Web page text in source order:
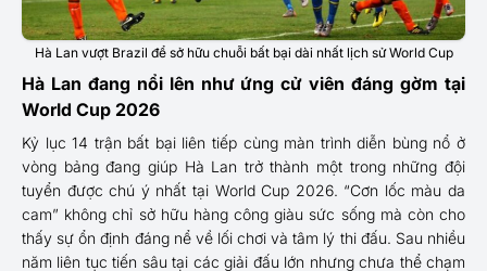
Hà Lan vượt Brazil để sở hữu chuỗi bất bại dài nhất lịch sử World Cup
Hà Lan đang nổi lên như ứng cử viên đáng gờm tại
World Cup 2026
Kỷ lục 14 trận bất bại liên tiếp cùng màn trình diễn bùng nổ ở
vòng bảng đang giúp Hà Lan trở thành một trong những đội
tuyển được chú ý nhất tại World Cup 2026. “Cơn lốc màu da
cam” không chỉ sở hữu hàng công giàu sức sống mà còn cho
thấy sự ổn định đáng nể về lối chơi và tâm lý thi đấu. Sau nhiều
năm liên tục tiến sâu tại các giải đấu lớn nhưng chưa thể chạm